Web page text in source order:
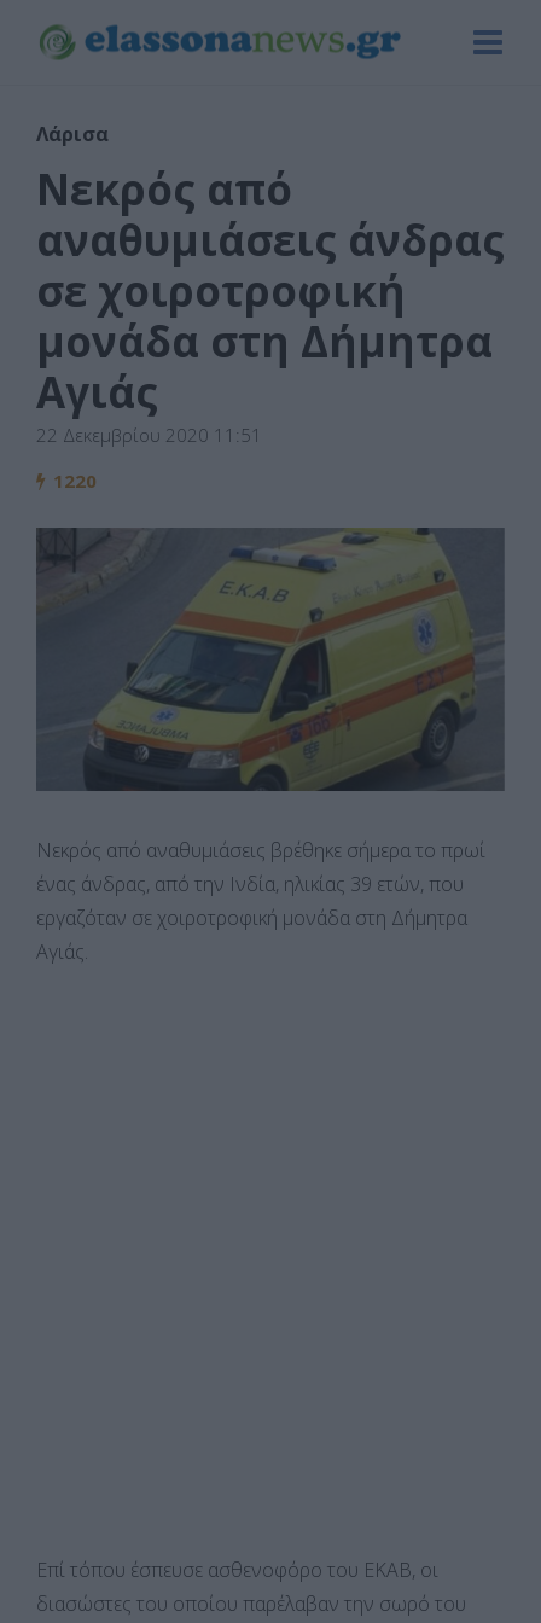
Λάρισα
Νεκρός από
αναθυμιάσεις άνδρας
σε χοιροτροφική
μονάδα στη Δήμητρα
Αγιάς
22 Δεκεμβρίου 2020 11:51
1220
Νεκρός από αναθυμιάσεις βρέθηκε σήμερα το πρωί
ένας άνδρας, από την Ινδία, ηλικίας 39 ετών, που
εργαζόταν σε χοιροτροφική μονάδα στη Δήμητρα
Αγιάς.
Επί τόπου έσπευσε ασθενοφόρο του ΕΚΑΒ, οι
διασώστες του οποίου παρέλαβαν την σωρό του